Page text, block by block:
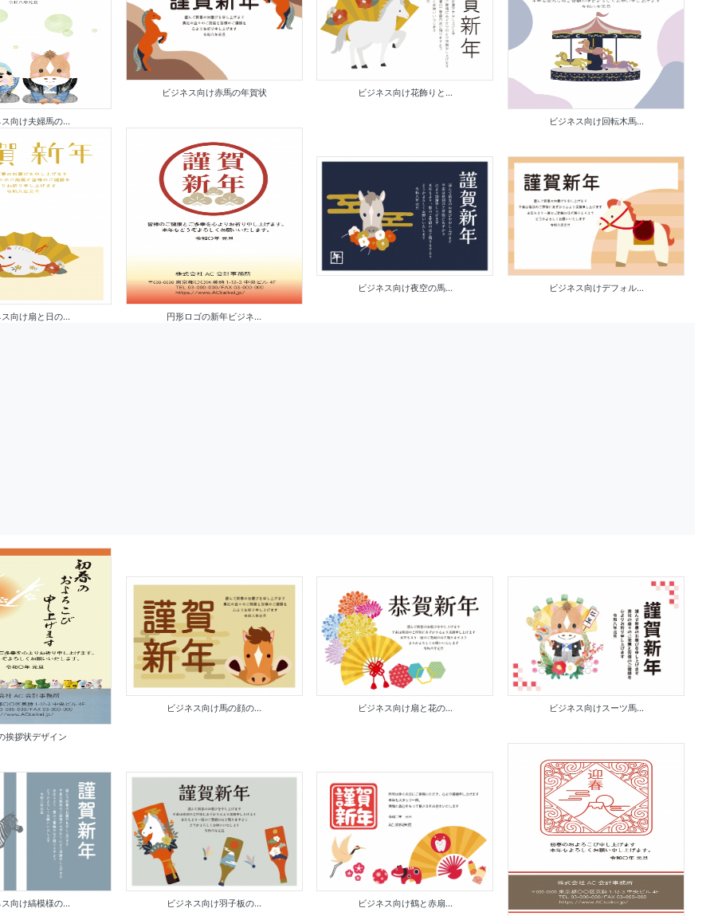
向け夫婦馬の...
ビジネス向け赤馬の年賀状 ビジネス向け花飾りと...
ビジネス向け回転木馬...
向け扇と日の... 円形ロゴの新年ビジネ...
ビジネス向け夜空の馬... ビジネス向けデフォル...
挨拶状デザイン
ビジネス向け馬の顔の... ビジネス向け扇と花の... ビジネス向けスーツ馬...
向け縞模様の... ビジネス向け羽子板の... ビジネス向け鶴と赤扇...